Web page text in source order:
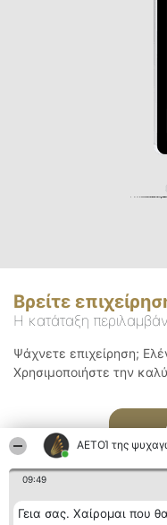
ΑΕΤΟΊ της
09:49
Γεια σας. Χαίρομαι που
Βρείτε
Η κατάταξη
Ψάχνετε επιχείρηση;
Χρησιμοποιήστε την